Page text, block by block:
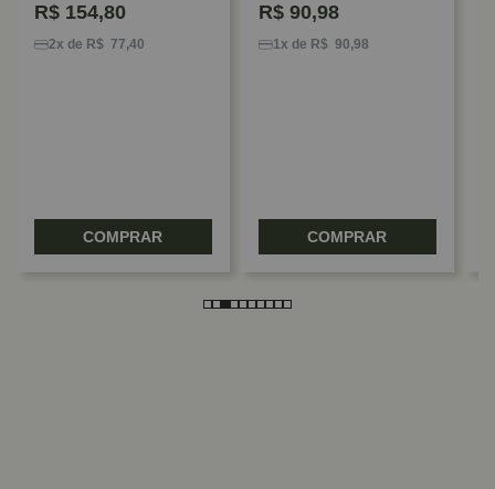
R$ 154,80
2x de R$ 77,40
COMPRAR
R$ 90,98
1x de R$ 90,98
COMPRAR